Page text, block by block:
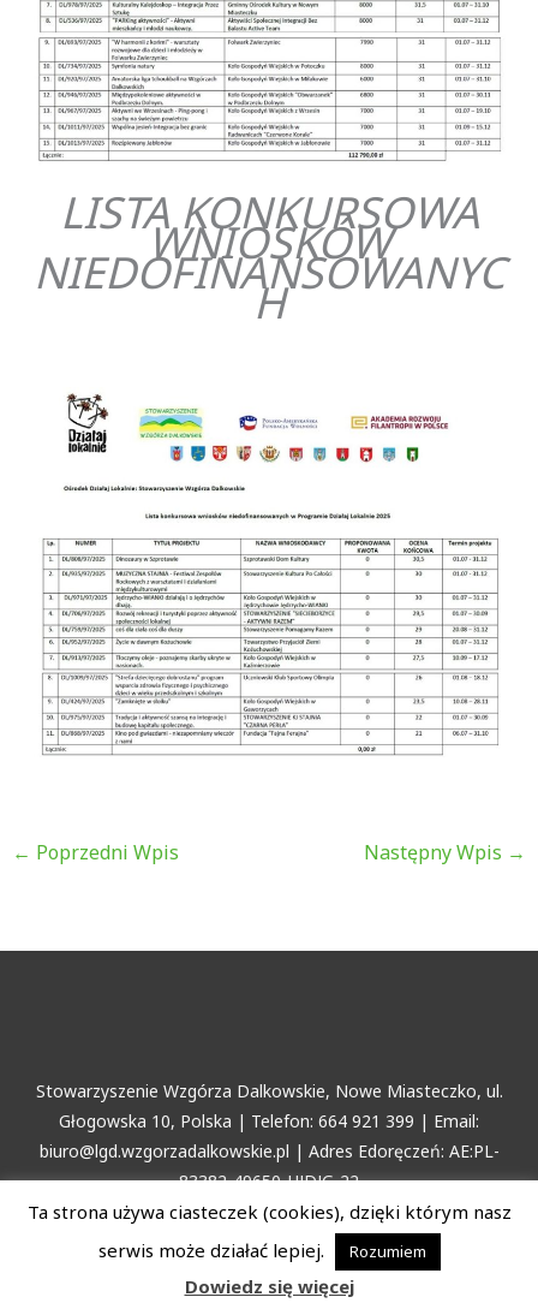
LISTA KONKURSOWA
WNIOSKÓW
NIEDOFINANSOWANYC
H
← Poprzedni Wpis Następny Wpis →
Stowarzyszenie Wzgórza Dalkowskie, Nowe Miasteczko, ul.
Głogowska 10, Polska | Telefon: 664 921 399 | Email:
biuro@lgd.wzgorzadalkowskie.pl | Adres Edoręczeń: AE:PL-
83382-49650-HJDJG-22
Copyright © 2026 Stowarzyszenie Wzgórza Dalkowskie
Ta strona używa ciasteczek (cookies), dzięki którym nasz
serwis może działać lepiej.
Rozumiem
Dowiedz się więcej